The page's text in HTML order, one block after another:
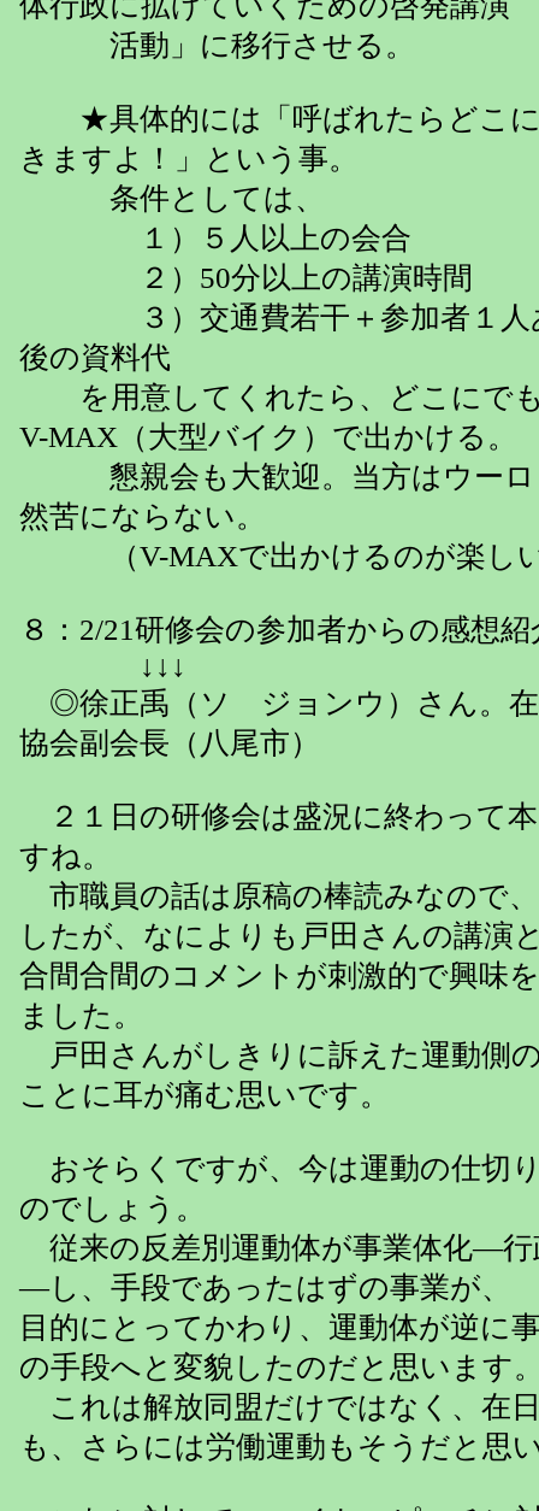
活動」に移行させる。
★具体的には「呼ばれたらどこに
きますよ！」という事。
条件としては、
１）５人以上の会合
２）50分以上の講演時間
３）交通費若干＋参加者１人
後の資料代
を用意してくれたら、どこにで
V-MAX（大型バイク）で出かける。
懇親会も大歓迎。当方はウーロ
然苦にならない。
（V-MAXで出かけるのが楽し
８：2/21研修会の参加者からの感想紹
↓↓↓
◎徐正禹（ソ ジョンウ）さん。在
協会副会長（八尾市）
２１日の研修会は盛況に終わって
すね。
市職員の話は原稿の棒読みなので
したが、なによりも戸田さんの講演
合間合間のコメントが刺激的で興味
ました。
戸田さんがしきりに訴えた運動側
ことに耳が痛む思いです。
おそらくですが、今は運動の仕切
のでしょう。
従来の反差別運動体が事業体化―行
―し、手段であったはずの事業が、
目的にとってかわり、運動体が逆に
の手段へと変貌したのだと思います
これは解放同盟だけではなく、在
も、さらには労働運動もそうだと思